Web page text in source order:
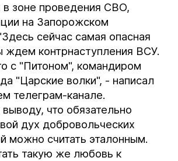
в зоне проведения СВО,
на Запорожском
сейчас самая опасная
ждем контрнаступления ВСУ.
с "Питоном", командиром
"Царские волки", - написал
телеграм-канале.
что обязательно
дух добровольческих
можно считать эталонным.
такую же любовь к